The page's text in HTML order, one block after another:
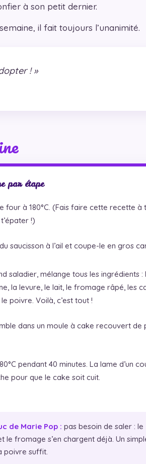
à son petit dernier.
il fait toujours l’unanimité.
! »
par étape
four à 180°C. (Fais faire cette recette à
!)
saucisson à l’ail et coupe-le en gros
saladier, mélange tous les ingrédients
la levure, le lait, le fromage râpé, les
poivre. Voilà, c’est tout !
dans un moule à cake recouvert de
pendant 40 minutes. La lame d’un
pour que le cake soit cuit.
de Marie Pop : pas besoin de saler : le
le fromage s’en chargent déjà. Un
poivre suffit.